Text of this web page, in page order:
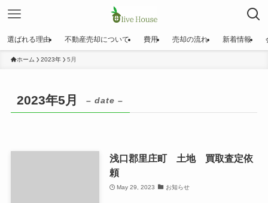
選ばれる理由 不動産売却について 費用 売却の流れ 新着情報
ホーム 2023年 5月
2023年5月 – date –
浅口郡里庄町 土地 買取査定依
頼
May 29, 2023 お知らせ